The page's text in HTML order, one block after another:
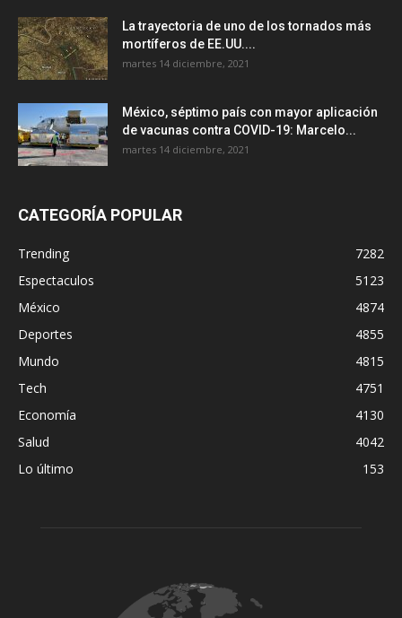
La trayectoria de uno de los tornados más
mortíferos de EE.UU....
martes 14 diciembre, 2021
México, séptimo país con mayor aplicación
de vacunas contra COVID-19: Marcelo...
martes 14 diciembre, 2021
CATEGORÍA POPULAR
Trending
7282
Espectaculos
5123
México
4874
Deportes
4855
Mundo
4815
Tech
4751
Economía
4130
Salud
4042
Lo último
153